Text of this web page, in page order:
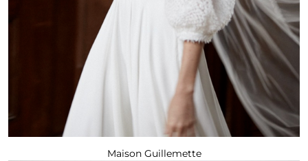
Maison Guillemette